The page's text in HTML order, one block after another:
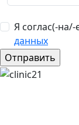
Я соглас(-на/-
данных